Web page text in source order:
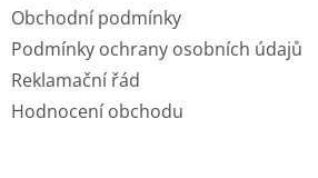
Obchodní podmínky
Podmínky ochrany osobních údajů
Reklamační řád
Hodnocení obchodu